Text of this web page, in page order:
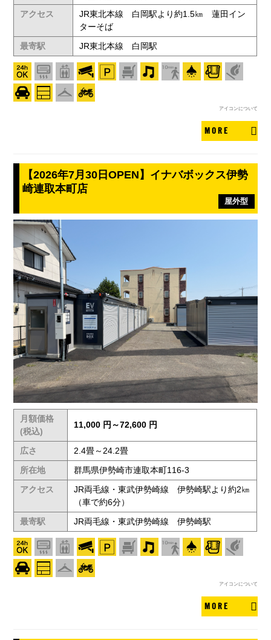
アクセス
JR東北本線 白岡駅より約1.5㎞ 蓮田イン
ターそば
最寄駅
JR東北本線 白岡駅
アイコンについて
MORE
【2026年7月30日OPEN】イナバボックス伊勢
崎連取本町店
屋外型
月額価格
(税込)
11,000 円～72,600 円
広さ
2.4畳～24.2畳
所在地
群馬県伊勢崎市連取本町116-3
アクセス
JR両毛線・東武伊勢崎線 伊勢崎駅より約2㎞
（車で約6分）
最寄駅
JR両毛線・東武伊勢崎線 伊勢崎駅
アイコンについて
MORE